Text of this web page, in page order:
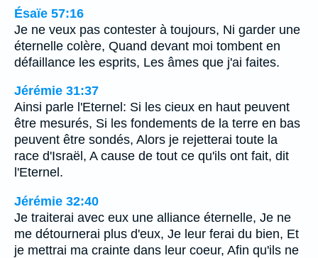
Ésaïe 57:16
Je ne veux pas contester à toujours, Ni garder une
éternelle colère, Quand devant moi tombent en
défaillance les esprits, Les âmes que j'ai faites.
Jérémie 31:37
Ainsi parle l'Eternel: Si les cieux en haut peuvent
être mesurés, Si les fondements de la terre en bas
peuvent être sondés, Alors je rejetterai toute la
race d'Israël, A cause de tout ce qu'ils ont fait, dit
l'Eternel.
Jérémie 32:40
Je traiterai avec eux une alliance éternelle, Je ne
me détournerai plus d'eux, Je leur ferai du bien, Et
je mettrai ma crainte dans leur coeur, Afin qu'ils ne